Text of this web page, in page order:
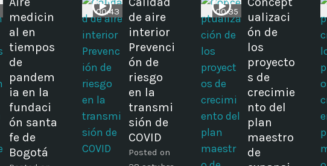
medicin
al en
tiempos
de
pandem
ia en la
fundaci
ón santa
fe de
Bogotá
00:43
de aire
interior
Prevenci
ón de
riesgo
en la
transmi
sión de
COVID
Posted on
00:35
ualizaci
ón de
los
proyecto
s de
crecimie
nto del
plan
maestro
de